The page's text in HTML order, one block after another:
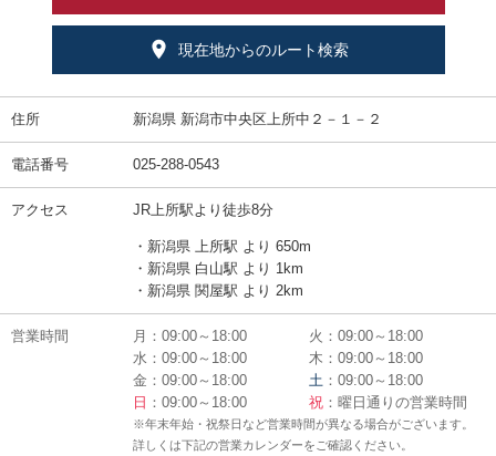
現在地からのルート検索
住所 新潟県 新潟市中央区上所中２－１－２
電話番号 025-288-0543
アクセス JR上所駅より徒歩8分
・新潟県 上所駅 より 650m
・新潟県 白山駅 より 1km
・新潟県 関屋駅 より 2km
営業時間 月：09:00～18:00
火：09:00～18:00
水：09:00～18:00
木：09:00～18:00
金：09:00～18:00
土 ：09:00～18:00
日 ：09:00～18:00 祝 ：曜日通りの営業時間
※年末年始・祝祭日など営業時間が異なる場合がございます。
詳しくは下記の営業カレンダーをご確認ください。